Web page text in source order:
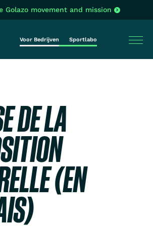
Golazo movement and mission
Voor Bedrijven Sportlabo
DE LA
(EN